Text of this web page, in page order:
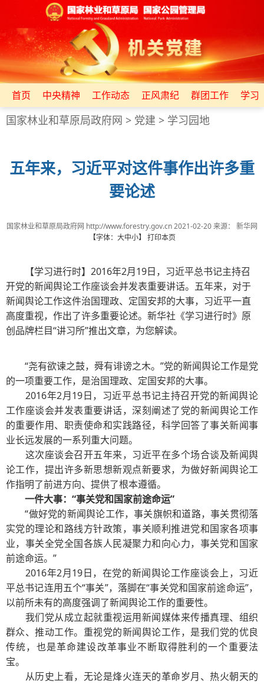
首页 中央精神 工作动态 正风肃纪 群团工作 学习
国家林业和草原局政府网 > 党建 > 学习园地
五年来，习近平对这件事作出许多重
要论述
国家林业和草原局政府网 http://www.forestry.gov.cn2021-02-20来源： 新华网
【字体： 大中小】 打印本页
【学习进行时】2016年2月19日，习近平总书记主持召
开党的新闻舆论工作座谈会并发表重要讲话。五年来，对于
新闻舆论工作这件治国理政、定国安邦的大事，习近平一直
高度重视，作出了许多重要论述。新华社《学习进行时》原
创品牌栏目“讲习所”推出文章，为您解读。
“尧有欲谏之鼓，舜有诽谤之木。”党的新闻舆论工作是党
的一项重要工作，是治国理政、定国安邦的大事。
2016年2月19日，习近平总书记主持召开党的新闻舆论
工作座谈会并发表重要讲话，深刻阐述了党的新闻舆论工作
的重要作用、职责使命和实践路径，科学回答了事关新闻事
业长远发展的一系列重大问题。
这次座谈会召开五年来，习近平在多个场合谈及新闻舆
论工作，提出许多新思想新观点新要求，为做好新闻舆论工
作指明了前进方向、提供了根本遵循。
一件大事：“事关党和国家前途命运”
“做好党的新闻舆论工作，事关旗帜和道路，事关贯彻落
实党的理论和路线方针政策，事关顺利推进党和国家各项事
业，事关全党全国各族人民凝聚力和向心力，事关党和国家
前途命运。”
2016年2月19日，在党的新闻舆论工作座谈会上，习近
平总书记连用五个“事关”，落脚在“事关党和国家前途命运”，
以前所未有的高度强调了新闻舆论工作的重要性。
我们党从成立起就重视运用新闻媒体来传播真理、组织
群众、推动工作。重视党的新闻舆论工作，是我们党的优良
传统，也是革命建设改革事业不断取得胜利的一个重要法
宝。
从历史上看，无论是烽火连天的革命岁月、热火朝天的